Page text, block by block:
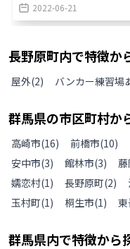
2022-06-21
長野原町内で特徴か
屋外(2) バンカー練習場
群馬県の市区町村か
高崎市(16) 前橋市(10)
安中市(3) 館林市(3)
嬬恋村(1) 長野原町(2)
玉村町(1) 桐生市(1)
群馬県内で特徴から